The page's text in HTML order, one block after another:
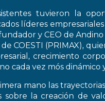
tuvieron la
líderes
y CEO de
COESTI (PRIMAX),
crecimiento
cada vez mós dinámico
mano las
sobre la creación de